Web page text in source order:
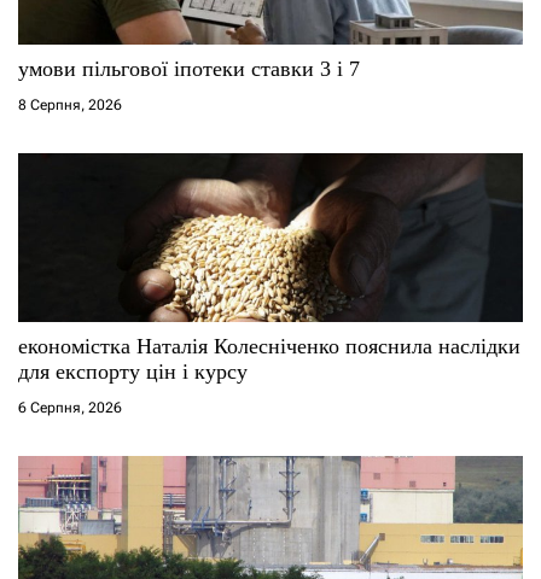
і
в
умови пільгової іпотеки ставки 3 і 7
8 Серпня, 2026
економістка Наталія Колесніченко пояснила наслідки
для експорту цін і курсу
6 Серпня, 2026